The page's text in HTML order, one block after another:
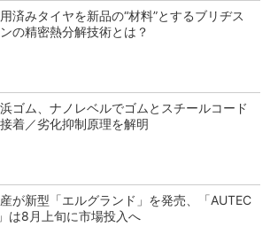
済みタイヤを新品の“材料”とするブリヂス
ンの精密熱分解技術とは？
ゴム、ナノレベルでゴムとスチールコード
着／劣化抑制原理を解明
が新型「エルグランド」を発売、「AUTEC
は8月上旬に市場投入へ